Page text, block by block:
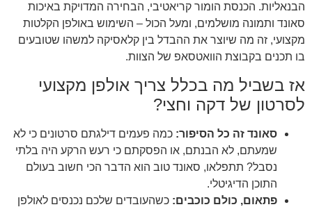
הבנאליות. הכנסת הומור קריאטיבי, הבחירה המדויקת באיכות
סאונד ותמונה מושלמים, ומעל הכול – השימוש באולפן הקלטות
מקצועי, זה מה שיוצר את ההבדל בין קלאסיקה למשהו שטובעים
בו תכנים בקבוצת הוואטסאפ של הצוות.
אז בשביל מה בכלל צריך אולפן מקצועי
לסרטון של דקה וחצי?
סאונד זה כל הסיפור: כמה פעמים דילגתם סרטונים כי לא
שמעתם, לא הבנתם, או הפסקתם כי רעש הרקע היה בלתי
נסבל? תתפלאו, סאונד טוב הוא הדבר הכי חשוב בעולם
התוכן הדיגיטלי.
פתאום, כולם כוכבים: כשהעובדים שלכם נכנסים לאולפן